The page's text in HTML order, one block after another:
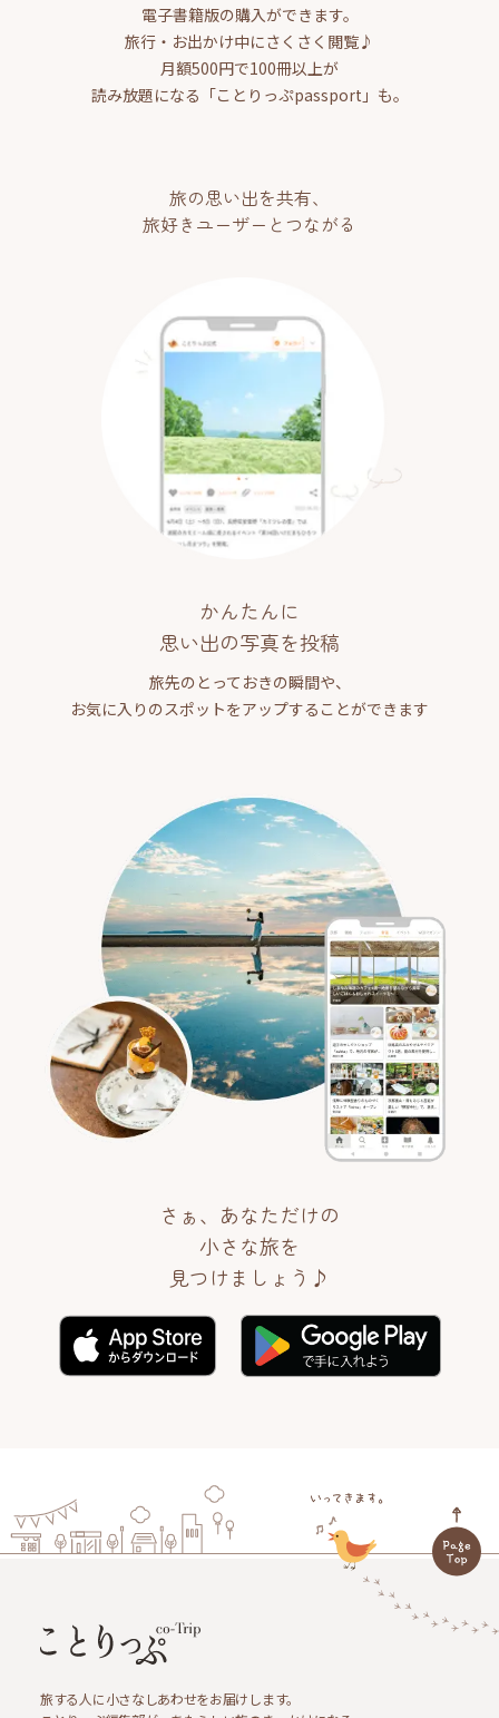
電子書籍版の購入ができます。
旅行・お出かけ中にさくさく閲覧♪
月額500円で100冊以上が
読み放題になる「ことりっぷpassport」も。
旅の思い出を共有、
旅好きユーザーとつながる
かんたんに
思い出の写真を投稿
旅先のとっておきの瞬間や、
お気に入りのスポットをアップすることができます
さぁ、あなただけの
小さな旅を
見つけましょう♪
旅する人に小さなしあわせをお届けします。